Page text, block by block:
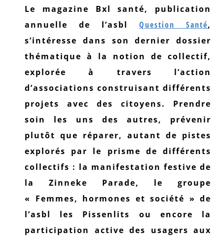
Le magazine Bxl santé, publication
annuelle de l’asbl Question Santé,
s’intéresse dans son dernier dossier
thématique à la notion de collectif,
explorée à travers l’action
d’associations construisant différents
projets avec des citoyens. Prendre
soin les uns des autres, prévenir
plutôt que réparer, autant de pistes
explorés par le prisme de différents
collectifs : la manifestation festive de
la Zinneke Parade, le groupe
« Femmes, hormones et société » de
l’asbl les Pissenlits ou encore la
participation active des usagers aux